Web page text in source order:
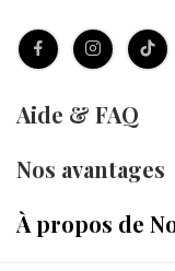
Aide & FAQ
Nos avantages
À propos de